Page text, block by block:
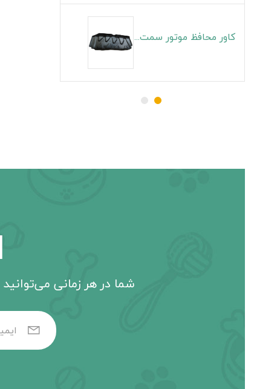
کاور محافظ موتور سمت چپ J4
شما در هر زمانی می‌توانید